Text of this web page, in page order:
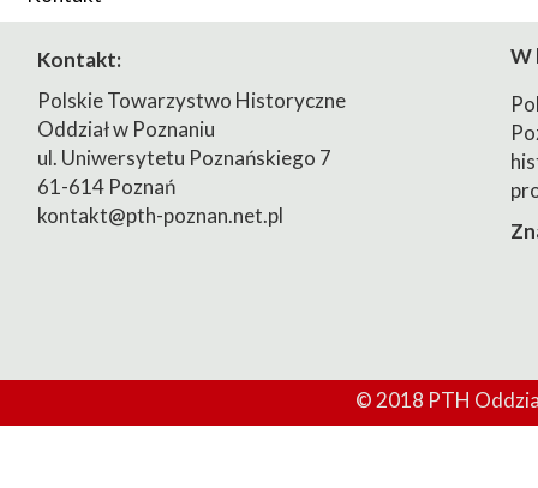
2023/2024
2024/2025
Kontakt:
Polskie Towarzystwo Historyczne
Oddział w Poznaniu
ul. Uniwersytetu Poznańskiego 7
61-614 Poznań
kontakt@pth-poznan.net.pl
W
© 2018 PTH